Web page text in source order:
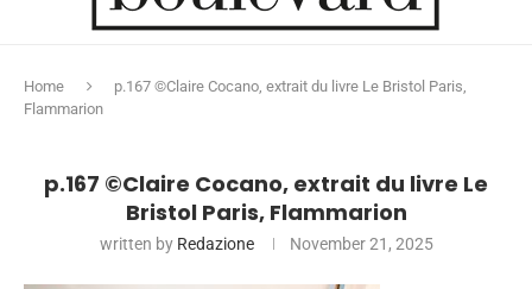
Home
p.167 ©Claire Cocano, extrait du livre Le Bristol Paris,
Flammarion
p.167 ©Claire Cocano, extrait du livre Le
Bristol Paris, Flammarion
written by Redazione November 21, 2025